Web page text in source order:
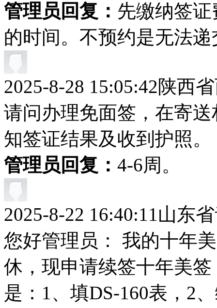
管理员回复： 先缴纳签
的时间。不预约是无法
2025-8-28 15:05:42陕西
请问办理免面签，在寄
知签证结果及收到护照。
管理员回复： 4-6周。
2025-8-22 16:40:11山东
您好管理员： 我的十年
休，现申请续签十年美
是：1、填DS-160表，2